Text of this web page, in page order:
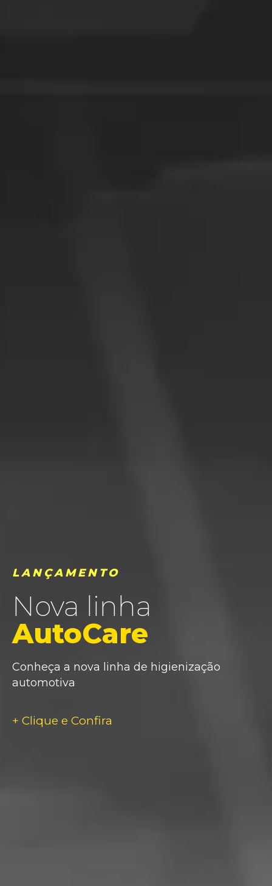
LANÇAMENTO
Nova linha
AutoCare
Conheça a nova linha de higienização
automotiva
+ Clique e Confira
LINHA IMOBILIÁRIA
Conheça nossa
Linha de Stain
Realce a beleza natural da madeira com
proteção e durabilidade
+SAIBA MAIS